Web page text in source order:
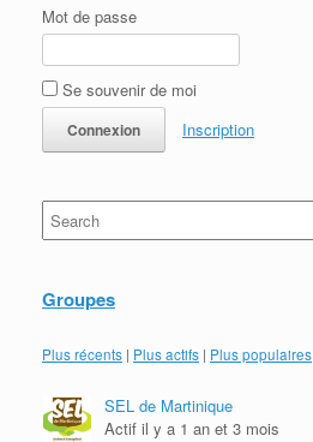
Mot de passe
Se souvenir de moi
Inscription
Search
for:
Groupes
Plus récents | Plus actifs | Plus populaires
SEL de Martinique
Actif il y a 1 an et 3 mois